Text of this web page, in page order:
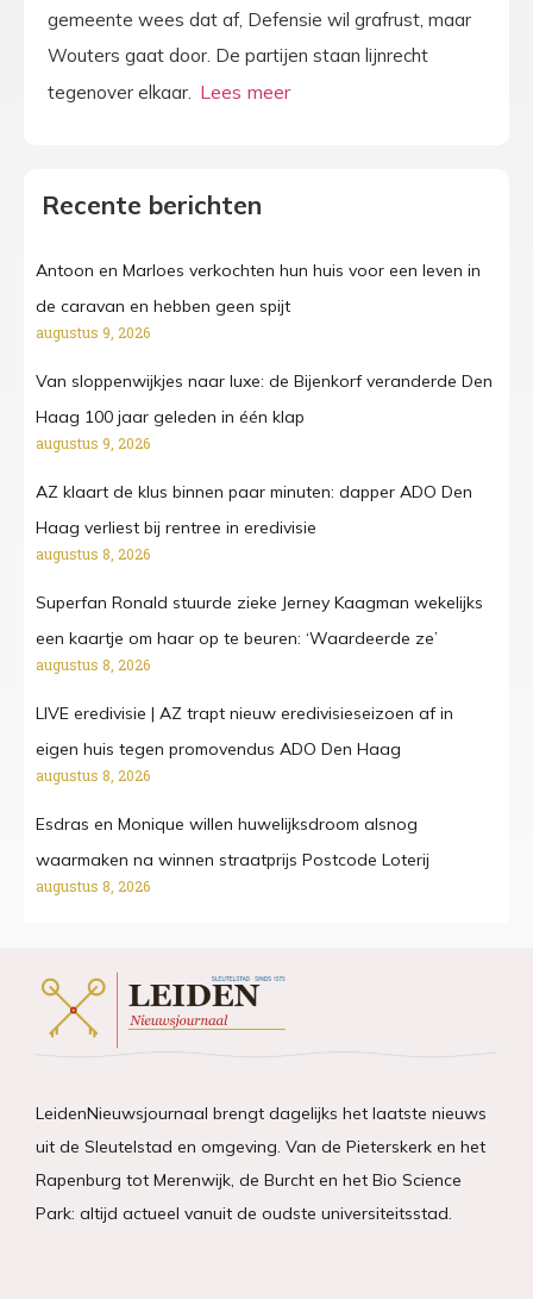
gemeente wees dat af, Defensie wil grafrust, maar
Wouters gaat door. De partijen staan lijnrecht
tegenover elkaar.
Recente berichten
Antoon en Marloes verkochten hun huis voor een leven in
de caravan en hebben geen spijt
augustus 9, 2026
Van sloppenwijkjes naar luxe: de Bijenkorf veranderde Den
Haag 100 jaar geleden in één klap
augustus 9, 2026
AZ klaart de klus binnen paar minuten: dapper ADO Den
Haag verliest bij rentree in eredivisie
augustus 8, 2026
Superfan Ronald stuurde zieke Jerney Kaagman wekelijks
een kaartje om haar op te beuren: ‘Waardeerde ze’
augustus 8, 2026
LIVE eredivisie | AZ trapt nieuw eredivisieseizoen af in
eigen huis tegen promovendus ADO Den Haag
augustus 8, 2026
Esdras en Monique willen huwelijksdroom alsnog
waarmaken na winnen straatprijs Postcode Loterij
augustus 8, 2026
LeidenNieuwsjournaal brengt dagelijks het laatste nieuws
uit de Sleutelstad en omgeving. Van de Pieterskerk en het
Rapenburg tot Merenwijk, de Burcht en het Bio Science
Park: altijd actueel vanuit de oudste universiteitsstad.